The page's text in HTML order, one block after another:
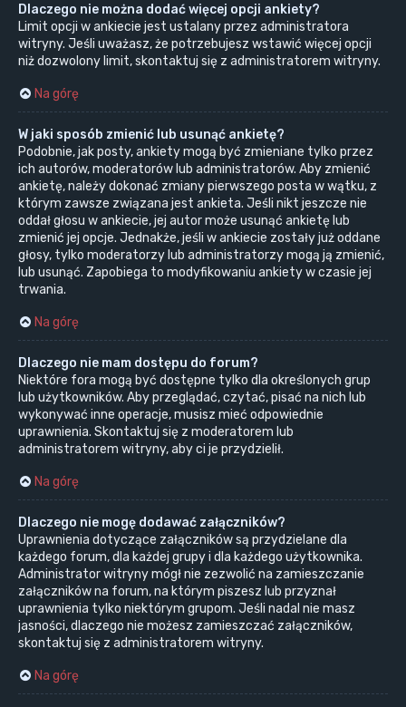
Dlaczego nie można dodać więcej opcji ankiety?
Limit opcji w ankiecie jest ustalany przez administratora
witryny. Jeśli uważasz, że potrzebujesz wstawić więcej opcji
niż dozwolony limit, skontaktuj się z administratorem witryny.
Na górę
W jaki sposób zmienić lub usunąć ankietę?
Podobnie, jak posty, ankiety mogą być zmieniane tylko przez
ich autorów, moderatorów lub administratorów. Aby zmienić
ankietę, należy dokonać zmiany pierwszego posta w wątku, z
którym zawsze związana jest ankieta. Jeśli nikt jeszcze nie
oddał głosu w ankiecie, jej autor może usunąć ankietę lub
zmienić jej opcje. Jednakże, jeśli w ankiecie zostały już oddane
głosy, tylko moderatorzy lub administratorzy mogą ją zmienić,
lub usunąć. Zapobiega to modyfikowaniu ankiety w czasie jej
trwania.
Na górę
Dlaczego nie mam dostępu do forum?
Niektóre fora mogą być dostępne tylko dla określonych grup
lub użytkowników. Aby przeglądać, czytać, pisać na nich lub
wykonywać inne operacje, musisz mieć odpowiednie
uprawnienia. Skontaktuj się z moderatorem lub
administratorem witryny, aby ci je przydzielił.
Na górę
Dlaczego nie mogę dodawać załączników?
Uprawnienia dotyczące załączników są przydzielane dla
każdego forum, dla każdej grupy i dla każdego użytkownika.
Administrator witryny mógł nie zezwolić na zamieszczanie
załączników na forum, na którym piszesz lub przyznał
uprawnienia tylko niektórym grupom. Jeśli nadal nie masz
jasności, dlaczego nie możesz zamieszczać załączników,
skontaktuj się z administratorem witryny.
Na górę